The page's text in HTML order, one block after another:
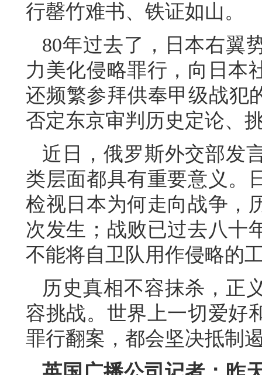
行罄竹难书、铁证如山。
80年过去了，日本右翼
力美化侵略罪行，向日本
还频繁参拜供奉甲级战犯
否定东京审判历史定论、
近日，俄罗斯外交部发
类层面都具有重要意义。
检视日本为何走向战争，
次发生；战败已过去八十
不能将自卫队用作侵略的
历史真相不容抹杀，正
容挑战。世界上一切爱好
罪行翻案，都会坚决抵制